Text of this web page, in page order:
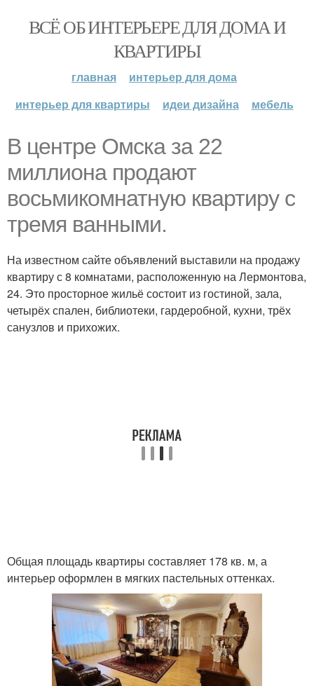
ВСЁ ОБ ИНТЕРЬЕРЕ ДЛЯ ДОМА И
КВАРТИРЫ
главная
интерьер для дома
интерьер для квартиры
идеи дизайна мебель
В центре Омска за 22
миллиона продают
восьмикомнатную квартиру с
тремя ванными.
На известном сайте объявлений выставили на продажу
квартиру с 8 комнатами, расположенную на Лермонтова,
24. Это просторное жильё состоит из гостиной, зала,
четырёх спален, библиотеки, гардеробной, кухни, трёх
санузлов и прихожих.
Общая площадь квартиры составляет 178 кв. м, а
интерьер оформлен в мягких пастельных оттенках.